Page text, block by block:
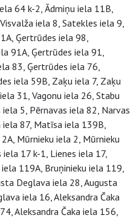
64 k-2, Ādmiņu iela 11B,
iela 8, Satekles iela 9,
Ģertrūdes iela 98,
91A, Ģertrūdes iela 91,
83, Ģertrūdes iela 76,
iela 59B, Zaķu iela 7, Zaķu
31, Vagonu iela 26, Stabu
5, Pērnavas iela 82, Narvas
87, Matīsa iela 139B,
Mūrnieku iela 2, Mūrnieku
17 k-1, Lienes iela 17,
119A, Bruņinieku iela 119,
Deglava iela 28, Augusta
iela 16, Aleksandra Čaka
Aleksandra Čaka iela 156,